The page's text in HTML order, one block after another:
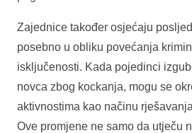
Zajednice također osjećaju
posebno u obliku povećanja
isključenosti. Kada pojedinci
novca zbog kockanja, mogu se
aktivnostima kao načinu
Ove promjene ne samo da utječu